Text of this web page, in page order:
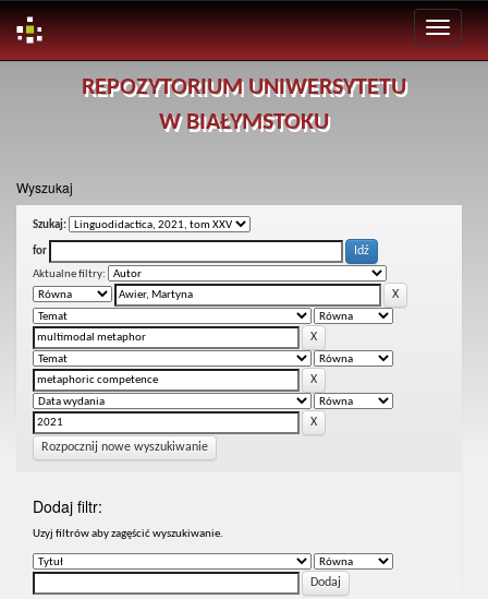
REPOZYTORIUM UNIWERSYTETU
W BIAŁYMSTOKU
Wyszukaj
Szukaj:
for
Aktualne filtry:
Rozpocznij nowe wyszukiwanie
Dodaj filtr:
Uzyj filtrów aby zagęścić wyszukiwanie.